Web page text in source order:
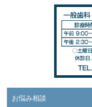
お悩み相談